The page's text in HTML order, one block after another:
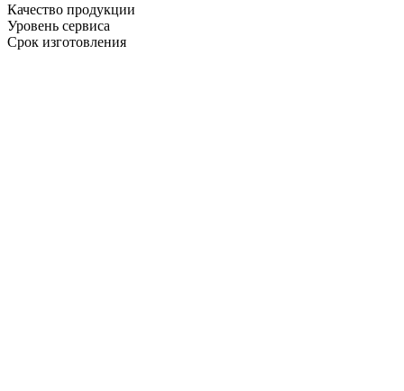
Качество продукции
Уровень сервиса
Срок изготовления